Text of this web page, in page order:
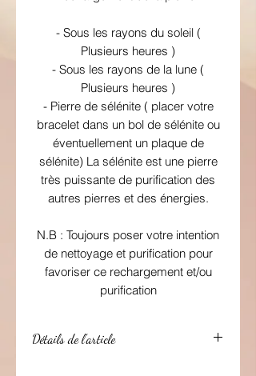
- Sous les rayons du soleil (
Plusieurs heures )
- Sous les rayons de la lune (
Plusieurs heures )
- Pierre de sélénite ( placer votre
bracelet dans un bol de sélénite ou
éventuellement un plaque de
sélénite) La sélénite est une pierre
très puissante de purification des
autres pierres et des énergies.
N.B : Toujours poser votre intention
de nettoyage et purification pour
favoriser ce rechargement et/ou
purification
Détails de l’article